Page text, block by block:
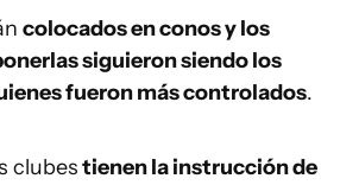
colocados en conos y los
siguieron siendo los
fueron más controlados.
clubestienen la instrucción de